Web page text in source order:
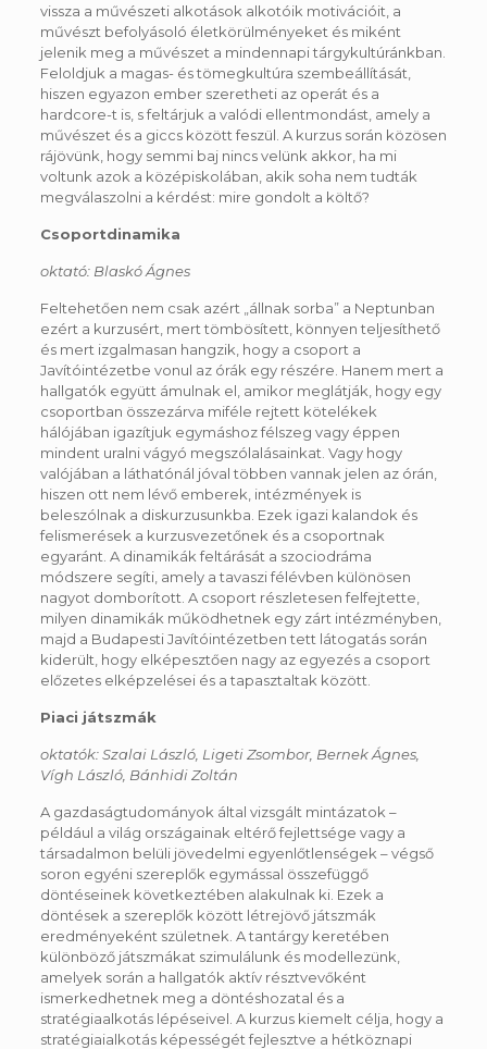
vissza a művészeti alkotások alkotóik motivációit, a
művészt befolyásoló életkörülményeket és miként
jelenik meg a művészet a mindennapi tárgykultúránkban.
Feloldjuk a magas- és tömegkultúra szembeállítását,
hiszen egyazon ember szeretheti az operát és a
hardcore-t is, s feltárjuk a valódi ellentmondást, amely a
művészet és a giccs között feszül. A kurzus során közösen
rájövünk, hogy semmi baj nincs velünk akkor, ha mi
voltunk azok a középiskolában, akik soha nem tudták
megválaszolni a kérdést: mire gondolt a költő?
Csoportdinamika
oktató: Blaskó Ágnes
Feltehetően nem csak azért „állnak sorba” a Neptunban
ezért a kurzusért, mert tömbösített, könnyen teljesíthető
és mert izgalmasan hangzik, hogy a csoport a
Javítóintézetbe vonul az órák egy részére. Hanem mert a
hallgatók együtt ámulnak el, amikor meglátják, hogy egy
csoportban összezárva miféle rejtett kötelékek
hálójában igazítjuk egymáshoz félszeg vagy éppen
mindent uralni vágyó megszólalásainkat. Vagy hogy
valójában a láthatónál jóval többen vannak jelen az órán,
hiszen ott nem lévő emberek, intézmények is
beleszólnak a diskurzusunkba. Ezek igazi kalandok és
felismerések a kurzusvezetőnek és a csoportnak
egyaránt. A dinamikák feltárását a szociodráma
módszere segíti, amely a tavaszi félévben különösen
nagyot domborított. A csoport részletesen felfejtette,
milyen dinamikák működhetnek egy zárt intézményben,
majd a Budapesti Javítóintézetben tett látogatás során
kiderült, hogy elképesztően nagy az egyezés a csoport
előzetes elképzelései és a tapasztaltak között.
Piaci játszmák
oktatók: Szalai László, Ligeti Zsombor, Bernek Ágnes,
Vígh László, Bánhidi Zoltán
A gazdaságtudományok által vizsgált mintázatok –
például a világ országainak eltérő fejlettsége vagy a
társadalmon belüli jövedelmi egyenlőtlenségek – végső
soron egyéni szereplők egymással összefüggő
döntéseinek következtében alakulnak ki. Ezek a
döntések a szereplők között létrejövő játszmák
eredményeként születnek. A tantárgy keretében
különböző játszmákat szimulálunk és modellezünk,
amelyek során a hallgatók aktív résztvevőként
ismerkedhetnek meg a döntéshozatal és a
stratégiaalkotás lépéseivel. A kurzus kiemelt célja, hogy a
stratégiaialkotás képességét fejlesztve a hétköznapi